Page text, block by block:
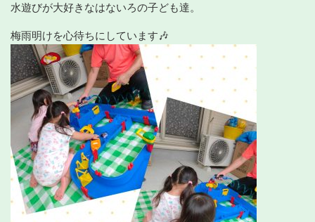
水遊びが大好きなはないろの子ども達。
梅雨明けを心待ちにしています🎶